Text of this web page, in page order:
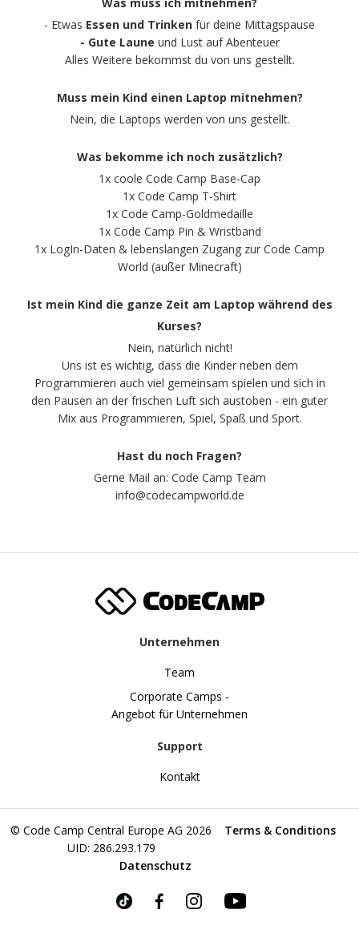
- Etwas Essen und Trinken für deine Mittagspause
- Gute Laune und Lust auf Abenteuer
Alles Weitere bekommst du von uns gestellt.
Muss mein Kind einen Laptop mitnehmen?
Nein, die Laptops werden von uns gestellt.
Was bekomme ich noch zusätzlich?
1x coole Code Camp Base-Cap
1x Code Camp T-Shirt
1x Code Camp-Goldmedaille
1x Code Camp Pin & Wristband
1x LogIn-Daten & lebenslangen Zugang zur Code Camp
World (außer Minecraft)
Ist mein Kind die ganze Zeit am Laptop während des
Kurses?
Nein, natürlich nicht!
Uns ist es wichtig, dass die Kinder neben dem
Programmieren auch viel gemeinsam spielen und sich in
den Pausen an der frischen Luft sich austoben - ein guter
Mix aus Programmieren, Spiel, Spaß und Sport.
Hast du noch Fragen?
Gerne Mail an: Code Camp Team
info@codecampworld.de
Unternehmen
Team
Corporate Camps -
Angebot für Unternehmen
Support
Kontakt
© Code Camp Central Europe AG 2026
UID: 286.293.179
Terms & Conditions
Datenschutz